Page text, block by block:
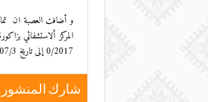
و أضافت العصبة ان
0/2017 إلى تاريخ 07/3 0/2017 وغادرت العمل من جديد يــــــوم 16/3 0/2017 إلى تاريخ 27/3 0/2017.’’
شارك المنشور